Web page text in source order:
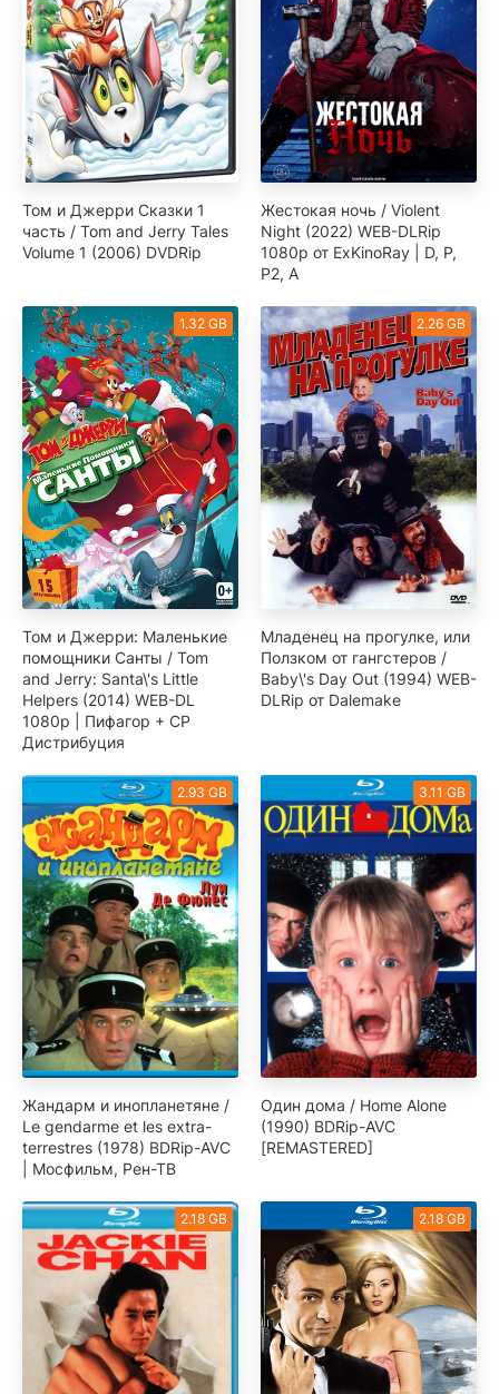
Том и Джерри Сказки 1
часть / Tom and Jerry Tales
Volume 1 (2006) DVDRip
Жестокая ночь / Violent
Night (2022) WEB-DLRip
1080p от ExKinoRay | D, P,
P2, A
1.32 GB
Том и Джерри: Маленькие
помощники Санты / Tom
and Jerry: Santa\'s Little
Helpers (2014) WEB-DL
1080p | Пифагор + СР
Дистрибуция
2.26 GB
Младенец на прогулке, или
Ползком от гангстеров /
Baby\'s Day Out (1994) WEB-
DLRip от Dalemake
2.93 GB
Жандарм и инопланетяне /
Le gendarme et les extra-
terrestres (1978) BDRip-AVC
| Мосфильм, Рен-ТВ
3.11 GB
Один дома / Home Alone
(1990) BDRip-AVC
[REMASTERED]
2.18 GB 2.18 GB